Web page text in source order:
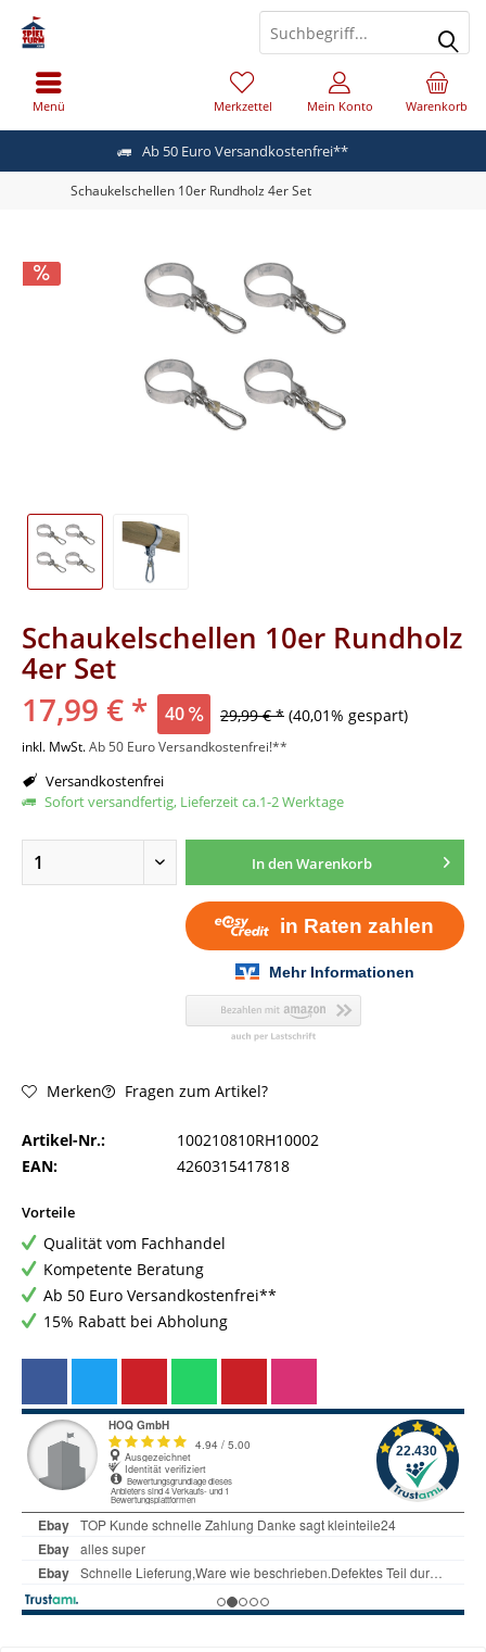
Ab 50 Euro Versandkostenfrei**
Menü Warenkorb
Merkzettel Mein Konto
Schaukelschellen 10er Rundholz 4er Set
Schaukelschellen 10er Rundholz
4er Set
17,99 € * 40 29,99 € * (40,01% gespart)
inkl. MwSt.Ab 50 Euro Versandkostenfrei!**
Versandkostenfrei
Sofort versandfertig, Lieferzeit ca.1-2 Werktage
In denWarenkorb
Merken Fragen zum Artikel?
Artikel-Nr.:
100210810RH10002
EAN:
4260315417818
Vorteile
Qualität vom Fachhandel
Kompetente Beratung
Ab 50 Euro Versandkostenfrei**
15% Rabatt bei Abholung